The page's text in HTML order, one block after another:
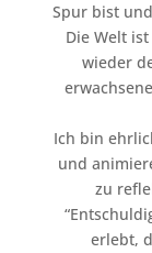
Spur bist
Die Welt
wieder
Ich bin
und
zu
erlebt,